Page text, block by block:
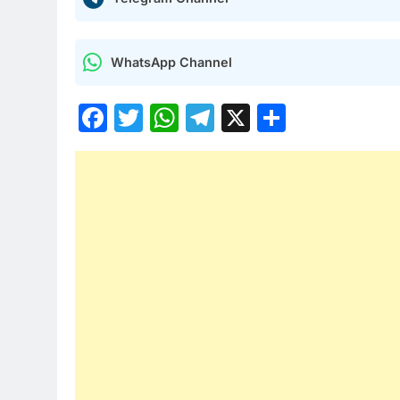
WhatsApp Channel
Facebook
Twitter
WhatsApp
Telegram
X